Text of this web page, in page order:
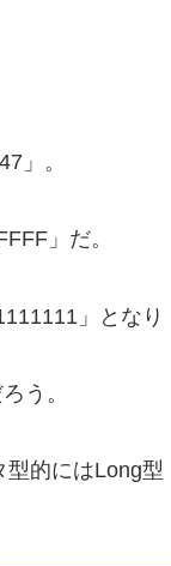
」。
」だ。
」となり
う。
的にはLong